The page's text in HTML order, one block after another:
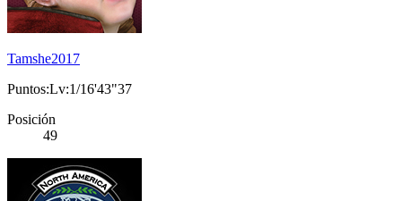
Tamshe2017
Puntos:Lv:1/16'43"37
Posición
49